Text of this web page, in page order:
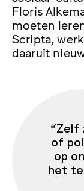
Floris
moeten
Scripta,
daaruit
“Zelf
of
op
het